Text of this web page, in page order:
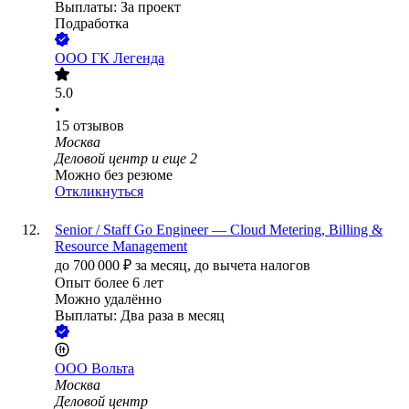
Выплаты: За проект
Подработка
ООО ГК Легенда
5.0
•
15 отзывов
Москва
Деловой центр и еще 2
Можно без резюме
Откликнуться
Senior / Staff Go Engineer — Cloud Metering, Billing &
Resource Management
до 700 000 ₽ за месяц, до вычета налогов
Опыт более 6 лет
Можно удалённо
Выплаты: Два раза в месяц
ООО Вольта
Москва
Деловой центр